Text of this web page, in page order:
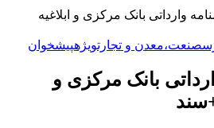
وارداتی بانک مرکزی و ابلاغیه
صنعت،معدن و تجارتویژهپیشخوان
بانک مرکزی و